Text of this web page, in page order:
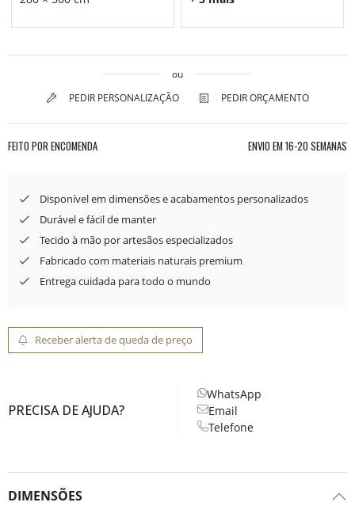
ou
PEDIR PERSONALIZAÇÃO
PEDIR ORÇAMENTO
FEITO POR ENCOMENDA ENVIO EM 16-20 SEMANAS
Disponível em dimensões e acabamentos personalizados
Durável e fácil de manter
Tecido à mão por artesãos especializados
Fabricado com materiais naturais premium
Entrega cuidada para todo o mundo
Receber alerta de queda de preço
PRECISA DE AJUDA?
WhatsApp
Email
Telefone
DIMENSÕES